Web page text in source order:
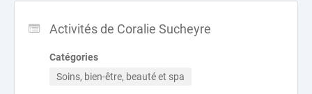
Activités de Coralie Sucheyre
Catégories
Soins, bien-être, beauté et spa